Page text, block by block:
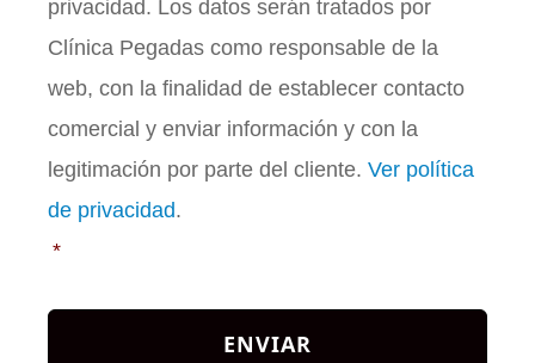
n
s
n
t
m
i
n
o
privacidad. Los datos serán tratados por
Clínica Pegadas como responsable de la
web, con la finalidad de establecer contacto
comercial y enviar información y con la
legitimación por parte del cliente. Ver política
de privacidad.
*